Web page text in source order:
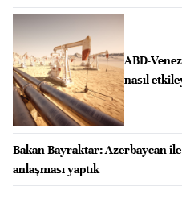
ABD-
nasıl
Bakan Bayraktar: Azerbaycan
anlaşması yaptık